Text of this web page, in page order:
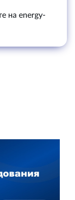
на energy-